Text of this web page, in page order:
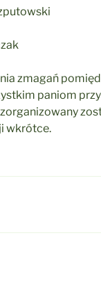
zmagań
paniom
wkrótce.